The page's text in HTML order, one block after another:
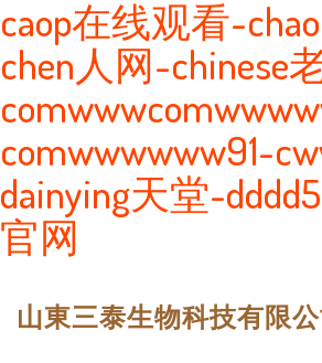
caop在线观看-
chen人网-chinese
comwwwwww91-
dainying天堂-
官网
山東三泰生物科技有限